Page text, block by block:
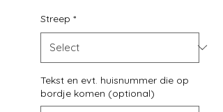
Streep *
Tekst en evt. huisnummer die op
bordje komen (optional)